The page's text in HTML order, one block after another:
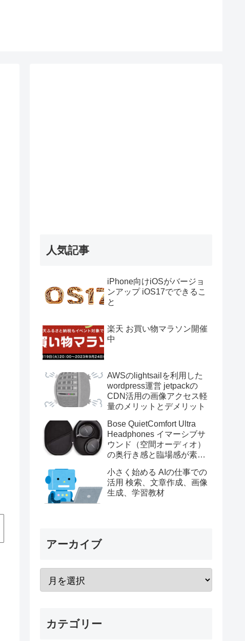
人気記事
iPhone向けiOSがバージョ
ンアップ iOS17でできるこ
と
楽天 お買い物マラソン開催
中
AWSのlightsailを利用した
wordpress運営 jetpackの
CDN活用の画像アクセス軽
量のメリットとデメリット
Bose QuietComfort Ultra
Headphones イマーシブサ
ウンド（空間オーディオ）
の奥行き感と臨場感が素晴
のも嬉しい
小さく始める AIの仕事での
活用 検索、文章作成、画像
生成、学習教材
アーカイブ
カテゴリー